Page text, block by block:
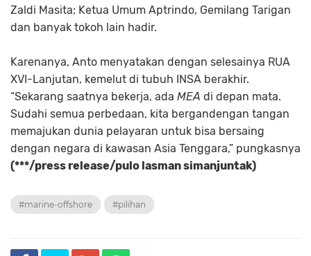
Zaldi Masita; Ketua Umum Aptrindo, Gemilang Tarigan
dan banyak tokoh lain hadir.
Karenanya, Anto menyatakan dengan selesainya RUA
XVI-Lanjutan, kemelut di tubuh INSA berakhir.
“Sekarang saatnya bekerja, ada MEA di depan mata.
Sudahi semua perbedaan, kita bergandengan tangan
memajukan dunia pelayaran untuk bisa bersaing
dengan negara di kawasan Asia Tenggara,” pungkasnya
(***/press release/pulo lasman simanjuntak)
#marine-offshore #pilihan